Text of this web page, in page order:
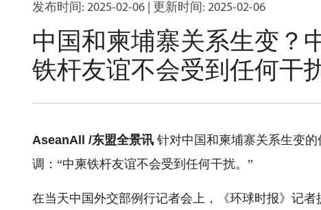
发布时间: 2025-02-06 | 更新时间: 2025-02-06
中国和柬埔寨关系生变？
铁杆友谊不会受到任何干
AseanAll /东盟全景讯 针对中国和柬埔寨关系生变
调：“中柬铁杆友谊不会受到任何干扰。”
在当天中国外交部例行记者会上，《环球时报》记